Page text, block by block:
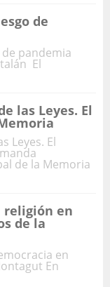
de
pandemia
El
las Leyes. El
Leyes. El
de la Memoria
religión en
de la
en
En